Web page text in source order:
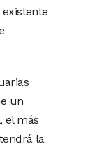
un
el más
la